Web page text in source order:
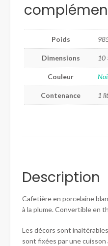
Poids
Dimensions 10
Couleur
Contenance 1
Description
Cafetière en porcelaine
à la plume. Convertible en
Les décors sont
sont fixées par une cuisson